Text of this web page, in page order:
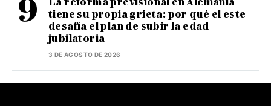
tiene su propia grieta: por qué el este
desafía el plan de subir la edad
jubilatoria
3 DE AGOSTO DE 2026